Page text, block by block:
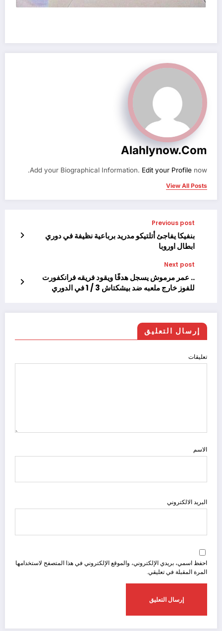
Alahlynow.com
Add your Biographical Information. Edit your Profile now.
View All Posts
Previous post
بنفيكا يفاجئ أتلتيكو مدريد برباعية نظيفة في دوري
ابطال اوروبا
Next post
.. عمر مرموش يسجل هدفًا ويقود فريقه فرانكفورت
للفوز خارج ملعبه ضد بيشكتاش 3 / 1 في الدوري
إرسال التعليق
تعليقات
الاسم
البريد الالكتروني
احفظ اسمي، بريدي الإلكتروني، والموقع الإلكتروني في هذا المتصفح لاستخدامها
المرة المقبلة في تعليقي.